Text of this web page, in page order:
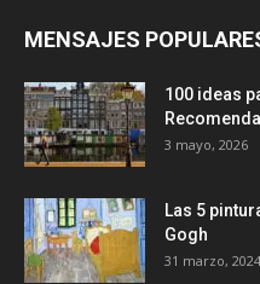
MENSAJES
100 ideas
3 mayo, 2026
Las 5
Gogh
31 marzo, 2024